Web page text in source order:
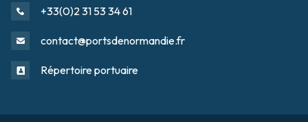
+33(0)2 31 53 34 61
contact@portsdenormandie.fr
Répertoire portuaire